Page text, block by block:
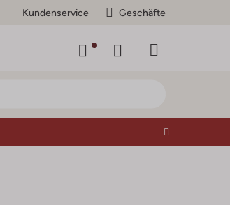
Kundenservice Geschäfte